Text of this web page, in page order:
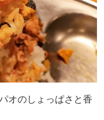
オのしょっぱさと香